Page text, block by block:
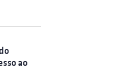
ao